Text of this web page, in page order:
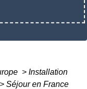
> Installation
> Séjour en France